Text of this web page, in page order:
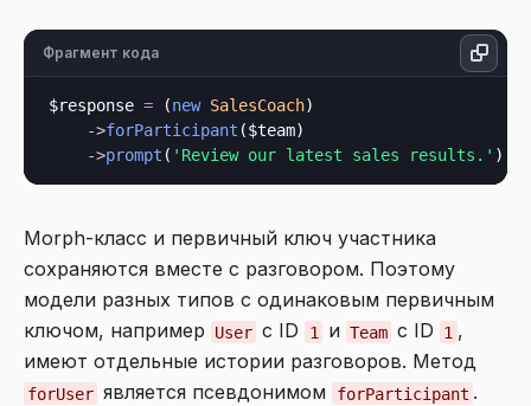
Фрагмент кода
$response = (new SalesCoach)
->forParticipant ($team)
->prompt ( 'Review our latest sales results.'
Morph-класс и первичный ключ участника
сохраняются вместе с разговором. Поэтому
модели разных типов с одинаковым первичным
ключом, например
User с ID 1 и Team с ID 1 ,
имеют отдельные истории разговоров. Метод
forUser является псевдонимом forParticipant .